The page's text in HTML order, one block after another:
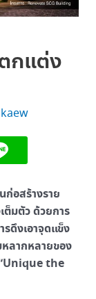
กแต่ง
อสร้างราย
ต็มตัว ด้วยการ
รดึงเอาจุดแข็ง
หลากหลายของ
the